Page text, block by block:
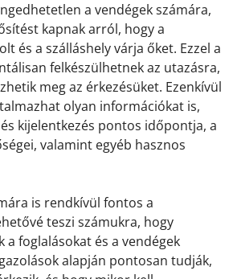
a vendégek számára,
kapnak arról, hogy a
és a szálláshely várja őket. Ezzel a
felkészülhetnek az utazásra,
meg az érkezésüket. Ezenkívül
olyan információkat is,
kijelentkezés pontos időpontja, a
valamint egyéb hasznos
is rendkívül fontos a
teszi számukra, hogy
a foglalásokat és a vendégek
alapján pontosan tudják,